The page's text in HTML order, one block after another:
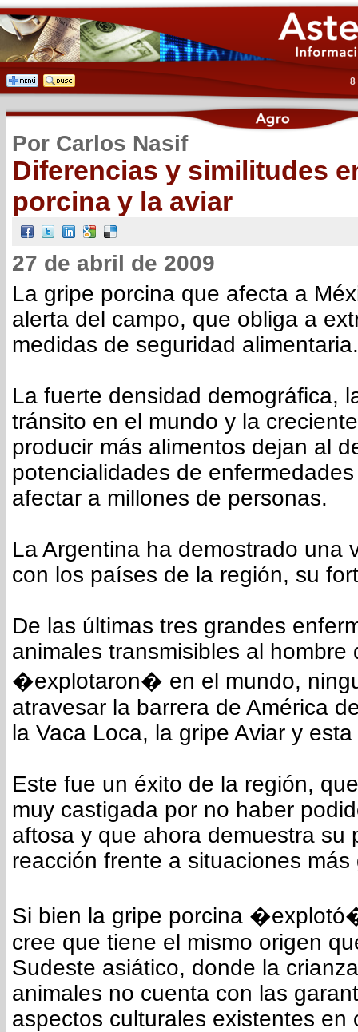
8
Por Carlos Nasif
Diferencias y similitudes
porcina y la aviar
27 de abril de 2009
La gripe porcina que afecta a
alerta del campo, que obliga a
medidas de seguridad alimentaria.
La fuerte densidad demográfica,
tránsito en el mundo y la
producir más alimentos dejan al
potencialidades de
afectar a millones de personas.
La Argentina ha demostrado una
con los países de la región, su
De las últimas tres grandes
animales transmisibles al hombre
�explotaron� en el mundo,
atravesar la barrera de América
la Vaca Loca, la gripe Aviar y
Este fue un éxito de la región,
muy castigada por no haber
aftosa y que ahora demuestra su
reacción frente a situaciones más
Si bien la gripe porcina
cree que tiene el mismo origen
Sudeste asiático, donde la
animales no cuenta con las
aspectos culturales existentes en